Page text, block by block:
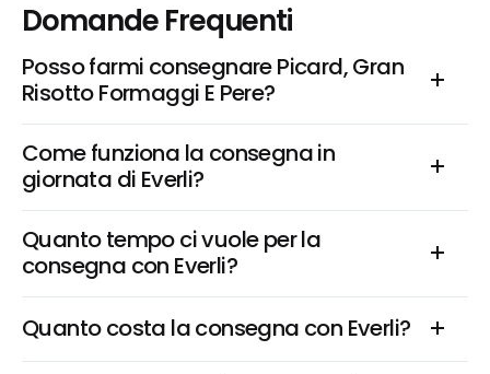
Domande Frequenti
Posso farmi consegnare Picard, Gran
Risotto Formaggi E Pere?
Come funziona la consegna in
giornata di Everli?
Quanto tempo ci vuole per la
consegna con Everli?
Quanto costa la consegna con Everli?